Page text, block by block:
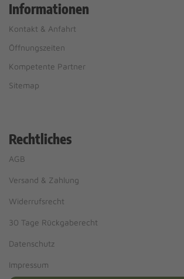
Informationen
Kontakt & Anfahrt
Öffnungszeiten
Kompetente Partner
Sitemap
Rechtliches
AGB
Versand & Zahlung
Widerrufsrecht
30 Tage Rückgaberecht
Datenschutz
Impressum